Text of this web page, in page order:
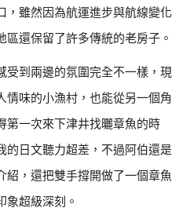
，雖然因為航運進步與航線變化
區還保留了許多傳統的老房子。
受到兩邊的氛圍完全不一樣，現
情味的小漁村，也能從另一個角
第一次來下津井找曬章魚的時
的日文聽力超差，不過阿伯還是
紹，還把雙手撐開做了一個章魚
象超級深刻。